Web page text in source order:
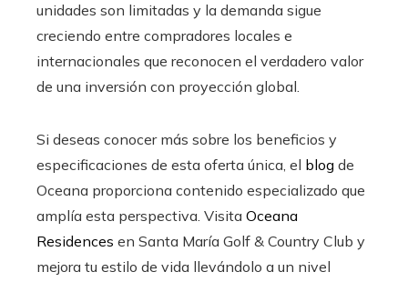
unidades son limitadas y la demanda sigue
creciendo entre compradores locales e
internacionales que reconocen el verdadero valor
de una inversión con proyección global.
Si deseas conocer más sobre los beneficios y
especificaciones de esta oferta única, el blog de
Oceana proporciona contenido especializado que
amplía esta perspectiva. Visita Oceana
Residences en Santa María Golf & Country Club y
mejora tu estilo de vida llevándolo a un nivel